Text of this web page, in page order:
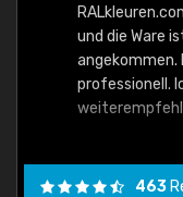
und die Ware
angekommen.
professionell.
463